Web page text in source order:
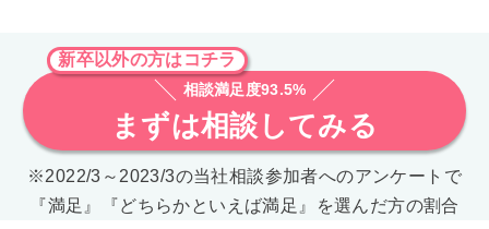
新卒以外の方はコチラ
相談満足度93.5%
まずは相談してみる
※2022/3～2023/3の当社相談参加者へのアンケートで
『満足』『どちらかといえば満足』を選んだ方の割合